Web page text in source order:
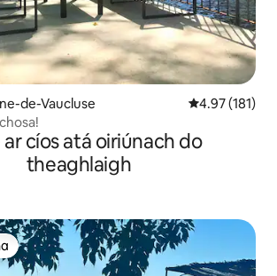
de-Vaucluse Meánrátáil
4.97 (181)
cíos atá oiriúnach do
theaghlaigh